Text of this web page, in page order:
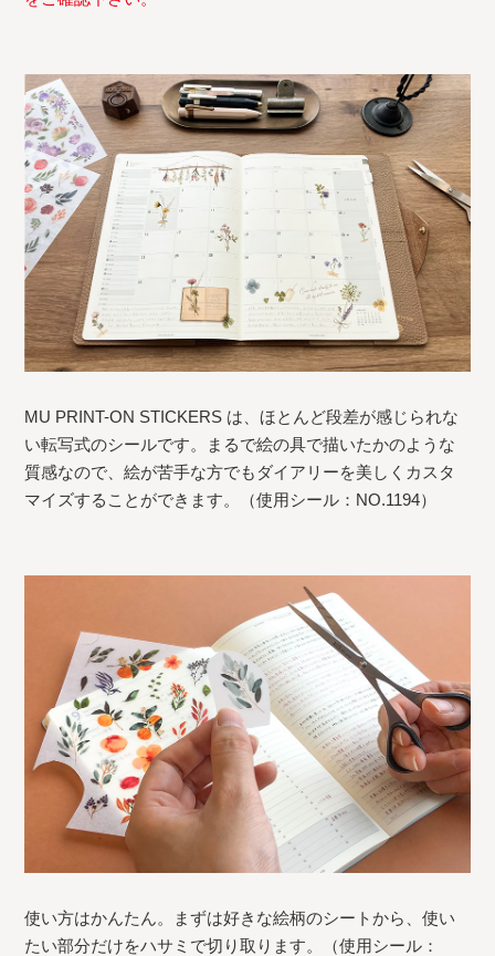
MU PRINT-ON STICKERS は、ほとんど段差が感じられな
い転写式のシールです。まるで絵の具で描いたかのような
質感なので、絵が苦手な方でもダイアリーを美しくカスタ
マイズすることができます。（使用シール：NO.1194）
使い方はかんたん。まずは好きな絵柄のシートから、使い
たい部分だけをハサミで切り取ります。（使用シール：